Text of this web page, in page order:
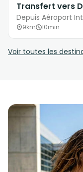
Transfert vers
Depuis Aéroport
9km 10min
Voir toutes les